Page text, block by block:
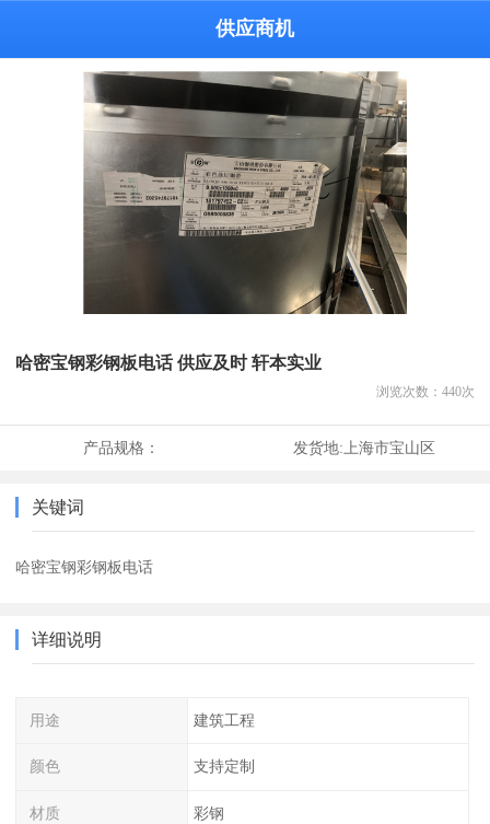
供应商机
哈密宝钢彩钢板电话 供应及时 轩本实业
浏览次数： 440次
产品规格： 发货地:上海市宝山区
关键词
哈密宝钢彩钢板电话
详细说明
用途 建筑工程
颜色 支持定制
材质 彩钢